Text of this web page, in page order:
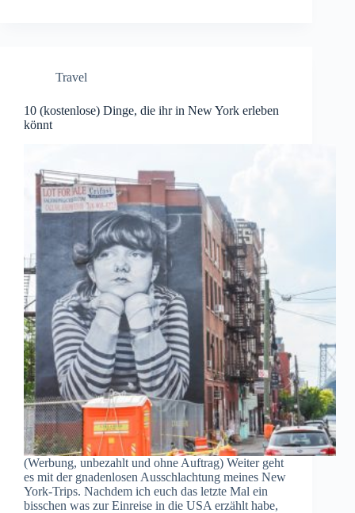
Travel
10 (kostenlose) Dinge, die ihr in New York erleben
könnt
(Werbung, unbezahlt und ohne Auftrag) Weiter geht
es mit der gnadenlosen Ausschlachtung meines New
York-Trips. Nachdem ich euch das letzte Mal ein
bisschen was zur Einreise in die USA erzählt habe,